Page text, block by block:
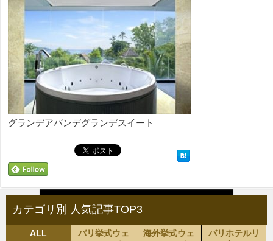
グランデアバンデグランデスイート
カテゴリ別 人気記事TOP3
ALL
バリ挙式ウェ
海外挙式ウェ
バリホテルリ